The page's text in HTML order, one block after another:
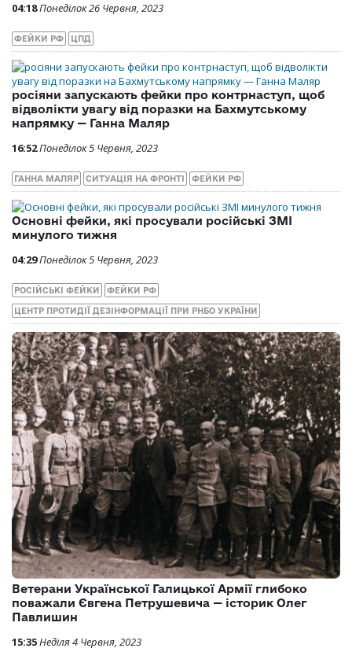
04:18Понеділок 26 Червня, 2023
ФЕЙКИ РФ ЦПД
росіяни запускають фейки про контрнаступ, щоб
відволікти увагу від поразки на Бахмутському
напрямку — Ганна Маляр
16:52Понеділок 5 Червня, 2023
ГАННА МАЛЯР СИТУАЦІЯ НА ФРОНТІ ФЕЙКИ РФ
Основні фейки, які просували російські ЗМІ
минулого тижня
04:29Понеділок 5 Червня, 2023
РОСІЙСЬКІ ФЕЙКИ ФЕЙКИ РФ
ЦЕНТР ПРОТИДІЇ ДЕЗІНФОРМАЦІЇ ПРИ РНБО УКРАЇНИ
Ветерани Української Галицької Армії глибоко
поважали Євгена Петрушевича — історик Олег
Павлишин
15:35Неділя 4 Червня, 2023